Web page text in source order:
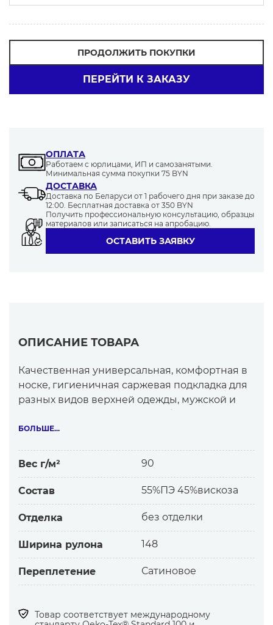
ПРОДОЛЖИТЬ ПОКУПКИ
ПЕРЕЙТИ К ЗАКАЗУ
ОПЛАТА
Работаем с юрлицами, ИП и самозанятыми.
Минимальная сумма покупки 75 BYN
ДОСТАВКА
Доставка по Беларуси от 1 рабочего дня при заказе до
12:00. Бесплатная доставка от 350 BYN
Получить профессиональную консультацию, образцы
материалов или записаться на апробацию.
ОСТАВИТЬ ЗАЯВКУ
ОПИСАНИЕ ТОВАРА
Качественная универсальная, комфортная в
носке, гигиеничная саржевая подкладка для
разных видов верхней одежды, мужской и
— блестящая с фактурой в мелкий рубчик
драпируется
— более 20 цветов, некоторые из них имеют
другой цвет или оттенок изнаночной
стороны (7810, 7600, 7640, 7700, 7570)
Саржевое переплетение 3/1.
за счёт натуральных свойств волокон
БОЛЬШЕ...
Вес г/м² 90
Состав 55%ПЭ 45%вискоза
Отделка без отделки
Ширина рулона 148
Переплетение Сатиновое
Товар соответствует международному